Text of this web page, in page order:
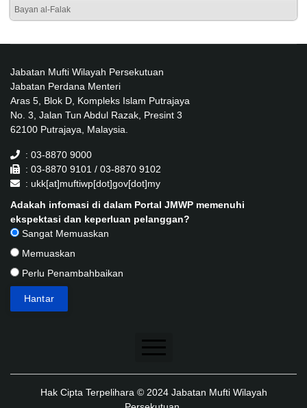
Bayan al-Falak
Jabatan Mufti Wilayah Persekutuan
Jabatan Perdana Menteri
Aras 5, Blok D, Kompleks Islam Putrajaya
No. 3, Jalan Tun Abdul Razak, Presint 3
62100 Putrajaya, Malaysia.
: 03-8870 9000
: 03-8870 9101 / 03-8870 9102
: ukk[at]muftiwp[dot]gov[dot]my
Adakah infomasi di dalam Portal JMWP memenuhi
ekspektasi dan keperluan pelanggan?
Sangat Memuaskan
Memuaskan
Perlu Penambahbaikan
Penafian
Dasar Keselamatan
Hak Cipta Terpelihara © 2024 Jabatan Mufti Wilayah